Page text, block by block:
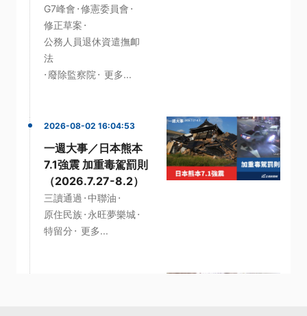
G7峰會 ·修憲委員會 ·
修正草案 ·
公務人員退休資遣撫卹
法
· 廢除監察院 · 更多...
2026-08-02 16:04:53
一週大事／日本熊本
7.1強震 加重毒駕罰則
（2026.7.27-8.2）
三讀通過 ·中聯油 ·
原住民族· 永旺夢樂城·
特留分 · 更多...